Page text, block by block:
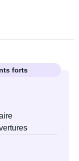
forts